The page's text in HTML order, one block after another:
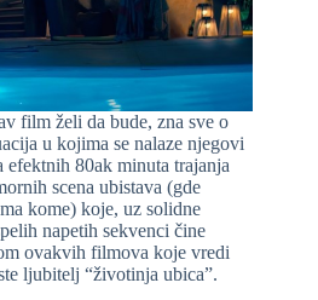
film želi da bude, zna sve o
u kojima se nalaze njegovi
80ak minuta trajanja
scena ubistava (gde
kome) koje, uz solidne
napetih sekvenci čine
ovakvih filmova koje vredi
ljubitelj “životinja ubica”.